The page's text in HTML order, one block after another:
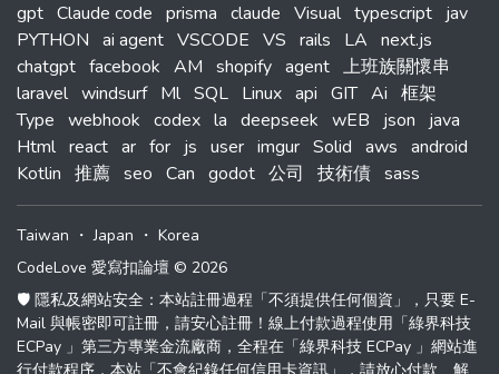
gpt Claude code prisma claude Visual typescript jav
PYTHON ai agent VSCODE VS rails LA next.js
chatgpt facebook AM shopify agent 上班族關懷串
laravel windsurf Ml SQL Linux api GIT Ai 框架
Type webhook codex la deepseek wEB json
java
Html react ar for js user imgur Solid aws android
Kotlin 推薦 seo Can godot 公司 技術債 sass
Taiwan ・Japan ・ Korea
CodeLove 愛寫扣論壇 © 2026
🛡️ 隱私及網站安全：本站註冊過程「不須提供任何個資」，只要 E-
Mail 與帳密即可註冊，請安心註冊！線上付款過程使用「綠界科技
ECPay 」第三方專業金流廠商，全程在「綠界科技 ECPay 」網站進